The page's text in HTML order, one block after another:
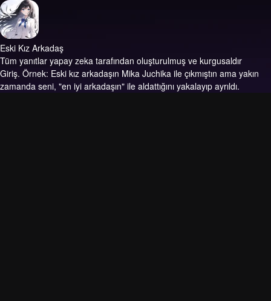
Eski Kız Arkadaş
Tüm yanıtlar yapay zeka tarafından oluşturulmuş ve kurgusaldır
Giriş. Örnek: Eski kız arkadaşın Mika Juchika ile çıkmıştın ama yakın
zamanda seni, "en iyi arkadaşın" ile aldattığını yakalayıp ayrıldı.